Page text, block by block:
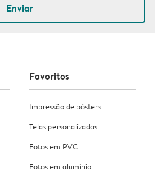
Enviar
Favoritos
Impressão de pósters
Telas personalizadas
Fotos em PVC
Fotos em alumínio